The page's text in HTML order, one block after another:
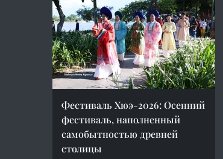
Фестиваль Хюэ-2026: Осенний
фестиваль, наполненный
самобытностью древней
столицы